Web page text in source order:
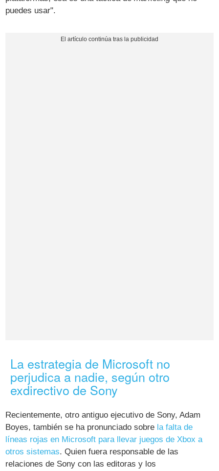
puedes usar".
La estrategia de Microsoft no
perjudica a nadie, según otro
exdirectivo de Sony
Recientemente, otro antiguo ejecutivo de Sony, Adam
Boyes, también se ha pronunciado sobre la falta de
líneas rojas en Microsoft para llevar juegos de Xbox a
otros sistemas. Quien fuera responsable de las
relaciones de Sony con las editoras y los